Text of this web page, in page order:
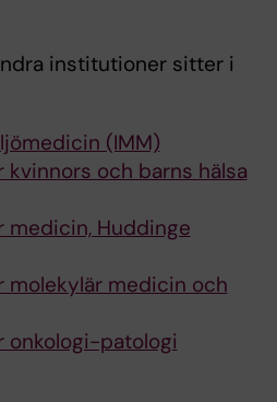
institutioner sitter i
(IMM)
och barns hälsa
medicin, Huddinge
molekylär medicin och
onkologi-patologi